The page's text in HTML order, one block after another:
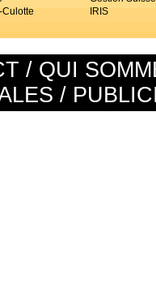
IRIS
Culotte
/ QUI
/